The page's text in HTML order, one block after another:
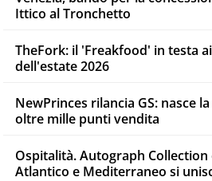
Ittico al Tronchetto
TheFork: il 'Freakfood' in testa
dell'estate 2026
NewPrinces rilancia GS: nasce
oltre mille punti vendita
Ospitalità. Autograph
Atlantico e Mediterraneo si